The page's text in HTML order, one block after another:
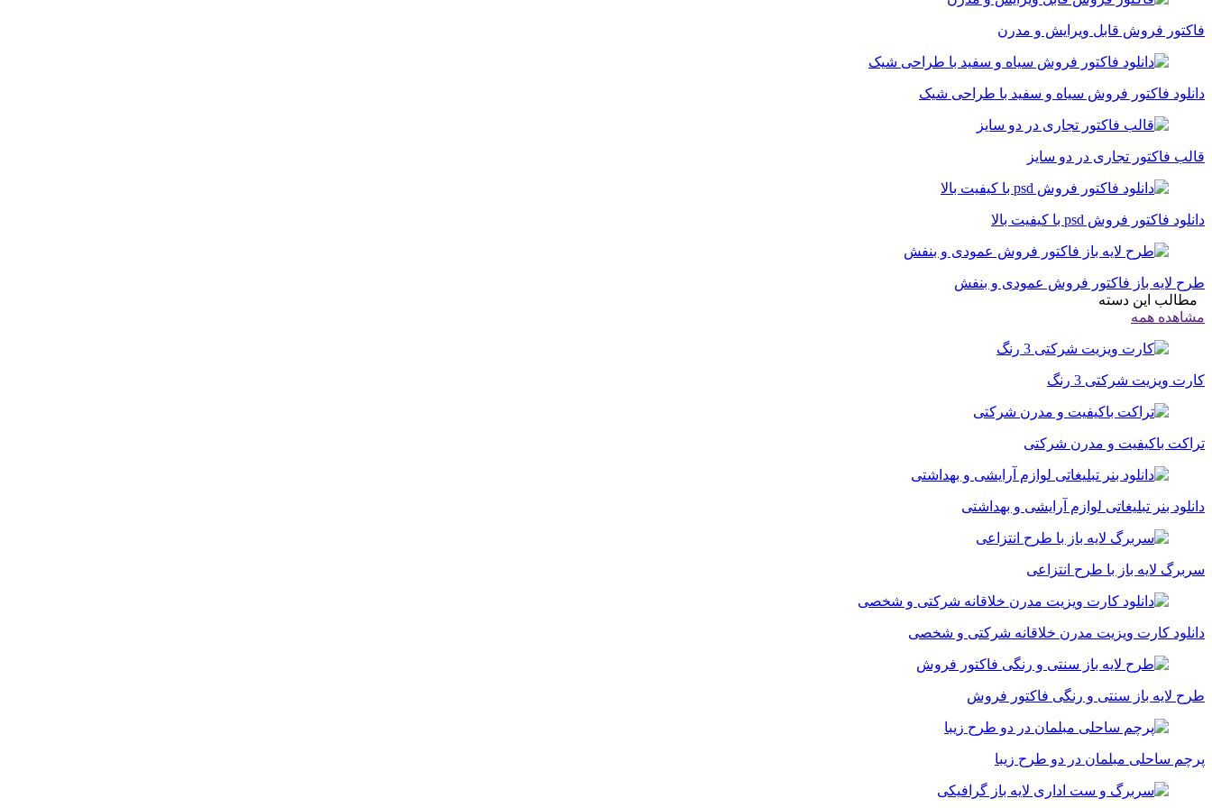
فاکتور فروش قابل ویرایش و مدرن
دانلود فاکتور فروش سیاه و سفید با طراحی شیک
قالب فاکتور تجاری در دو سایز
دانلود فاکتور فروش psd با کیفیت بالا
طرح لایه باز فاکتور فروش عمودی و بنفش
مطالب این دسته
مشاهده همه
کارت ویزیت شرکتی 3 رنگ
تراکت باکیفیت و مدرن شرکتی
دانلود بنر تبلیغاتی لوازم آرایشی و بهداشتی
سربرگ لایه باز با طرح انتزاعی
دانلود کارت ویزیت مدرن خلاقانه شرکتی و شخصی
طرح لایه باز سنتی و رنگی فاکتور فروش
پرچم ساحلی مبلمان در دو طرح زیبا